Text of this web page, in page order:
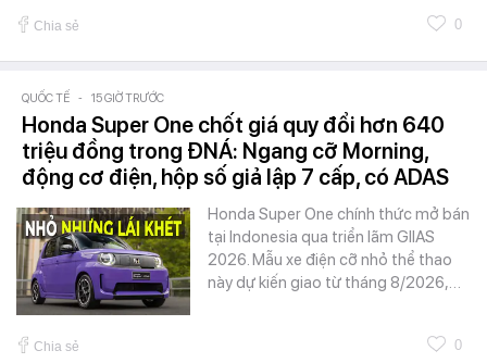
Chia sẻ 0
QUỐC TẾ - 15 GIỜ TRƯỚC
Honda Super One chốt giá quy đổi hơn 640
triệu đồng trong ĐNÁ: Ngang cỡ Morning,
động cơ điện, hộp số giả lập 7 cấp, có ADAS
Honda Super One chính thức mở bán
tại Indonesia qua triển lãm GIIAS
2026. Mẫu xe điện cỡ nhỏ thể thao
này dự kiến giao từ tháng 8/2026,…
Chia sẻ 0